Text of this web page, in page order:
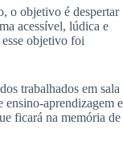
o objetivo é despertar
acessível, lúdica e
objetivo foi
trabalhados em sala
ensino-aprendizagem e
ficará na memória de